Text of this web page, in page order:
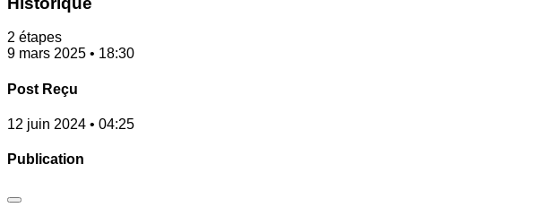
2 étapes
9 mars 2025 • 18:30
Post Reçu
12 juin 2024 • 04:25
Publication